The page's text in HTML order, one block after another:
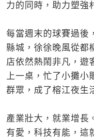
力的同時，助力塑強
每當週末的球賽過後
縣城，徐徐晚風從都
店依然熱鬧非凡，遊
上一桌，忙了小攤小
群眾，成了榕江夜生
產業壯大，就業增長
有愛，科技有能，這